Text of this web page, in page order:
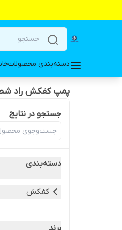
دسته‌بندی محصولات
پمپ کفکش راد
جستجو در نتایج
دسته‌بندی
کفکش